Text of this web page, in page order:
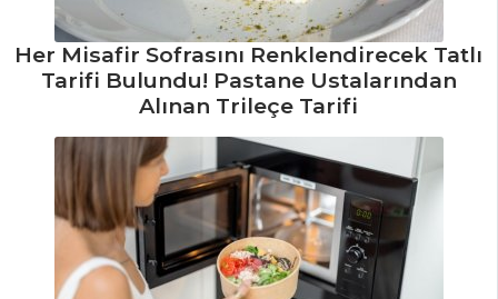
Mercimek Çorbası
Tarifi, Nasıl Yapılır?
Kremalı Ceviz
Çorbası Tarifi, Nasıl
Pırasalı Patates
Çorbası Tarifi, Nasıl
Yapılır?
Çorbalar Tüm
Tarifleri
Her Misafir Sofrasını Renklendirecek Tatlı
Tarifi Bulundu! Pastane Ustalarından
Alınan Trileçe Tarifi